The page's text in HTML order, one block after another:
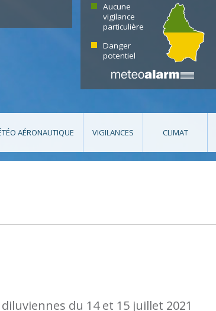
Aucune
vigilance
particulière
Danger
potentiel
AÉRONAUTIQUE VIGILANCES CLIMAT
du 14 et 15 juillet 2021